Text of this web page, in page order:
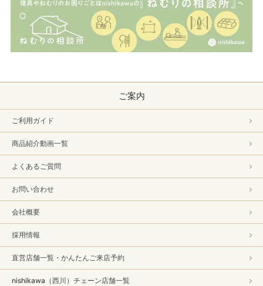
ご案内
ご利用ガイド
商品紹介動画一覧
よくあるご質問
お問い合わせ
会社概要
採用情報
直営店舗一覧・かんたんご来店予約
nishikawa（西川）チェーン店舗一覧